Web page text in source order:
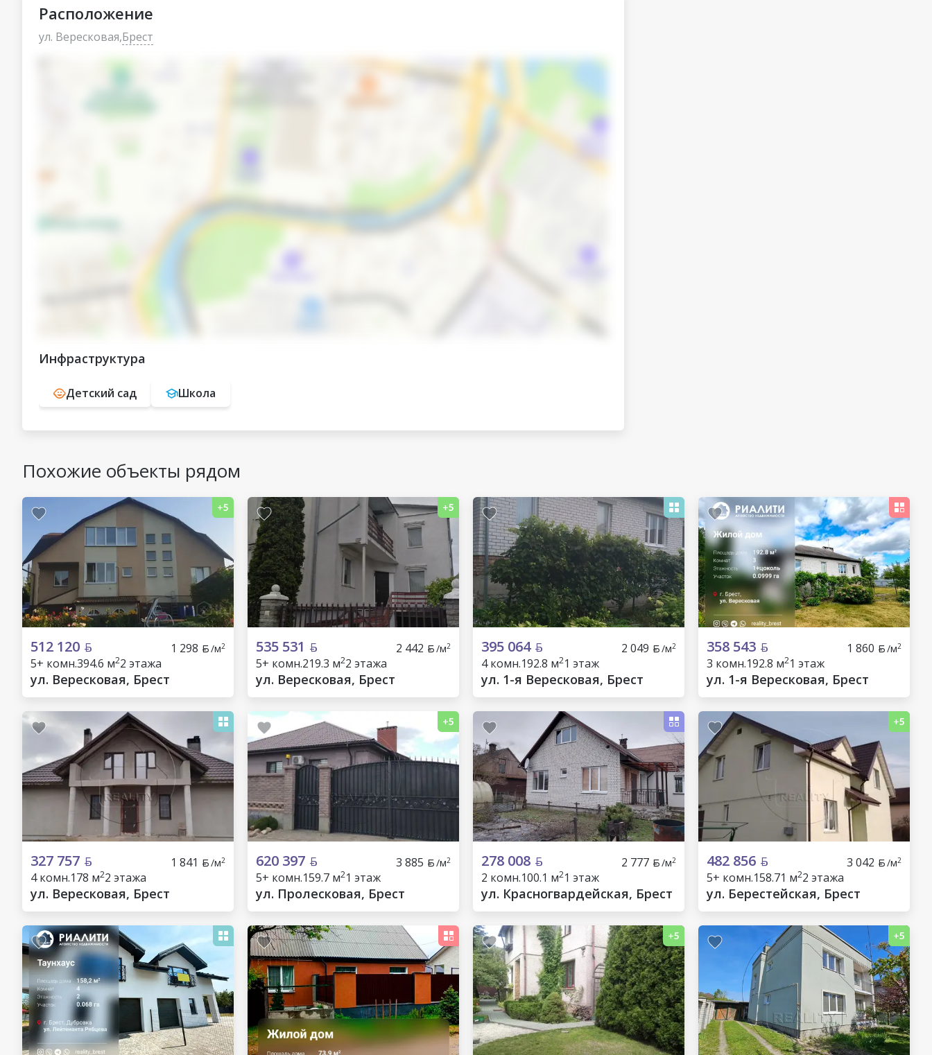
Расположение
ул. Вересковая,Брест
Инфраструктура
Детский сад Школа
Похожие объекты рядом
512 120 1 298 /м2
5+ комн.394.6 м22 этажа
ул. Вересковая, Брест
535 531 2 442 /м2
5+ комн.219.3 м22 этажа
ул. Вересковая, Брест
395 064 2 049 /м2
4 комн.192.8 м21 этаж
ул. 1-я Вересковая, Брест
358 543 1 860 /м2
3 комн.192.8 м21 этаж
ул. 1-я Вересковая, Брест
327 757 1 841 /м2
4 комн.178 м22 этажа
ул. Вересковая, Брест
620 397 3 885 /м2
5+ комн.159.7 м21 этаж
ул. Пролесковая, Брест
278 008 2 777 /м2
2 комн.100.1 м21 этаж
ул. Красногвардейская, Брест
482 856 3 042 /м2
5+ комн.158.71 м22 этажа
ул. Берестейская, Брест